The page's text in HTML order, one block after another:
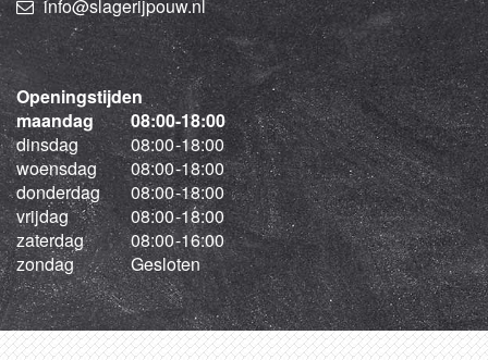
info@slagerijpouw.nl
Openingstijden
maandag
08:00-18:00
dinsdag
08:00-18:00
woensdag
08:00-18:00
donderdag
08:00-18:00
vrijdag
08:00-18:00
zaterdag
08:00-16:00
zondag
Gesloten